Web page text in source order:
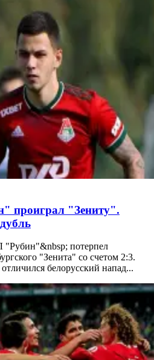
проиграл "Зениту".
"Рубин"&nbsp; потерпел
"Зенита" со счетом 2:3.
белорусский напад...